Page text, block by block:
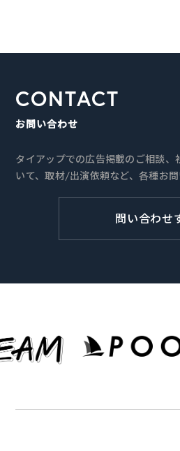
CONTACT
お問い合わせ
タイアップでの広告掲載のご相談、
いて、取材/出演依頼など、各種お問
問い合わせ